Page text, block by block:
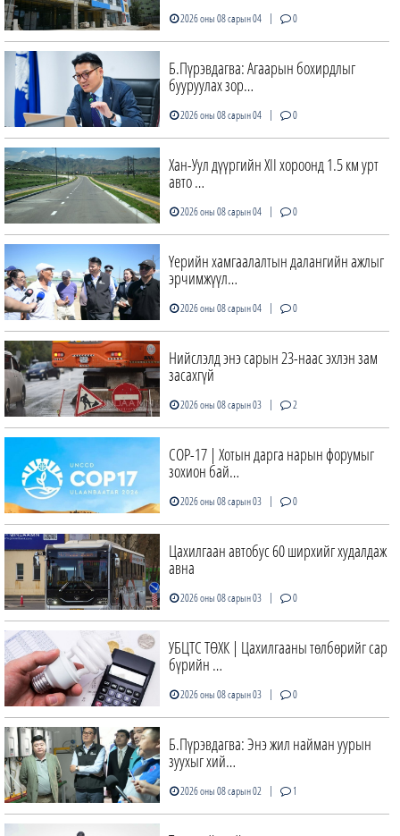
2026 оны 08 сарын 04 | 0
Б.Пүрэвдагва: Агаарын бохирдлыг
бууруулах зор…
2026 оны 08 сарын 04 | 0
Хан-Уул дүүргийн XII хороонд 1.5 км урт
авто …
2026 оны 08 сарын 04 | 0
Үерийн хамгаалалтын далангийн ажлыг
эрчимжүүл…
2026 оны 08 сарын 04 | 0
Нийслэлд энэ сарын 23-наас эхлэн зам
засахгүй
2026 оны 08 сарын 03 | 2
COP-17 | Хотын дарга нарын форумыг
зохион бай…
2026 оны 08 сарын 03 | 0
Цахилгаан автобус 60 ширхийг худалдаж
авна
2026 оны 08 сарын 03 | 0
УБЦТС ТӨХК | Цахилгааны төлбөрийг сар
бүрийн …
2026 оны 08 сарын 03 | 0
Б.Пүрэвдагва: Энэ жил найман уурын
зуухыг хий…
2026 оны 08 сарын 02 | 1